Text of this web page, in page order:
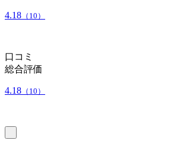
4.18 （10）
口コミ
総合評価
4.18 （10）